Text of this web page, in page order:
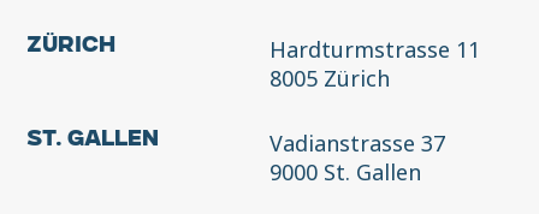
Zürich
Hardturmstrasse 11
8005 Zürich
St. Gallen
Vadianstrasse 37
9000 St. Gallen